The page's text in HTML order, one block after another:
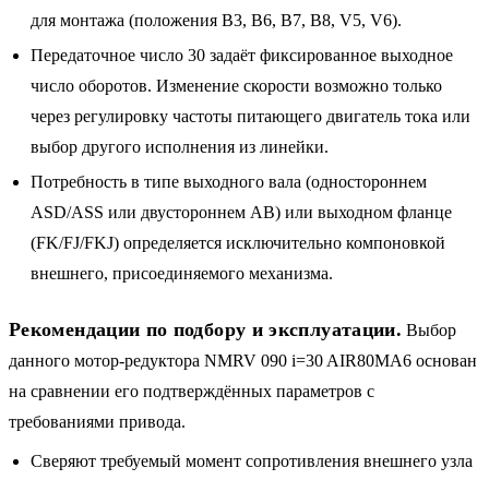
для монтажа (положения B3, B6, B7, B8, V5, V6).
Передаточное число 30 задаёт фиксированное выходное
число оборотов. Изменение скорости возможно только
через регулировку частоты питающего двигатель тока или
выбор другого исполнения из линейки.
Потребность в типе выходного вала (одностороннем
ASD/ASS или двустороннем AB) или выходном фланце
(FK/FJ/FKJ) определяется исключительно компоновкой
внешнего, присоединяемого механизма.
Рекомендации по подбору и эксплуатации. Выбор
данного мотор-редуктора NMRV 090 i=30 AIR80MA6 основан
на сравнении его подтверждённых параметров с
требованиями привода.
Сверяют требуемый момент сопротивления внешнего узла